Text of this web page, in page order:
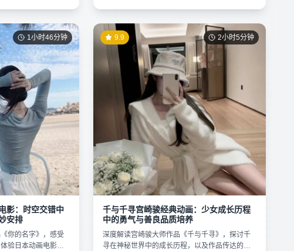
1小时46分钟
影：时空交错中
安排
你的名字》，感受
验日本动画电影的
2小时5分钟
9.9
千与千寻宫崎骏经典动画：少女成长历程
中的勇气与善良品质培养
深度解读宫崎骏大师作品《千与千寻》，探讨千
寻在神秘世界中的成长历程，以及作品传达的环